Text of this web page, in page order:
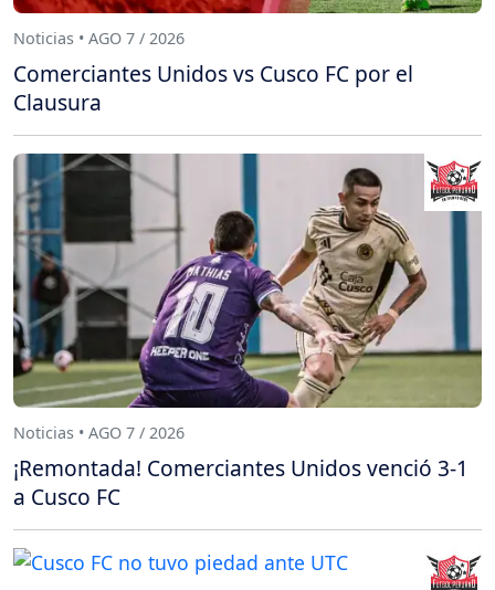
Noticias • AGO 7 / 2026
Comerciantes Unidos vs Cusco FC por el
Clausura
Noticias • AGO 7 / 2026
¡Remontada! Comerciantes Unidos venció 3-1
a Cusco FC